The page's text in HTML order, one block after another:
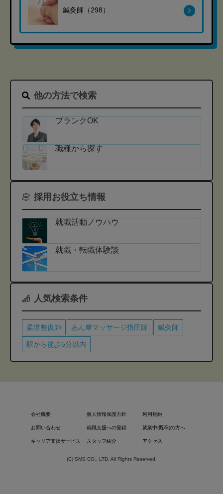
鍼灸師（298）
他の方法で検索
ブランクOK
職種から探す
採用お役立ち情報
就職活動ノウハウ
就職・転職体験談
人気検索条件
柔道整復師 あん摩マッサージ指圧師 鍼灸師
駅から徒歩5分以内
会社概要 個人情報保護方針 利用規約
お問い合わせ 就職支援への登録 就業中(既卒)の方へ
キャリア支援サービス スタッフ紹介 アクセス
(C) SMS CO., LTD. All Rights Reserved.